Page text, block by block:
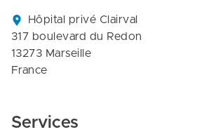
Hôpital privé Clairval
317 boulevard du Redon
13273 Marseille
France
Services